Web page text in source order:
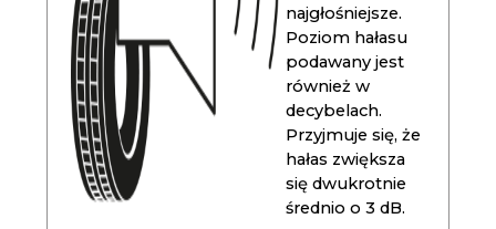
najgłośniejsze.
Poziom hałasu
podawany jest
również w
decybelach.
Przyjmuje się, że
hałas zwiększa
się dwukrotnie
średnio o 3 dB.